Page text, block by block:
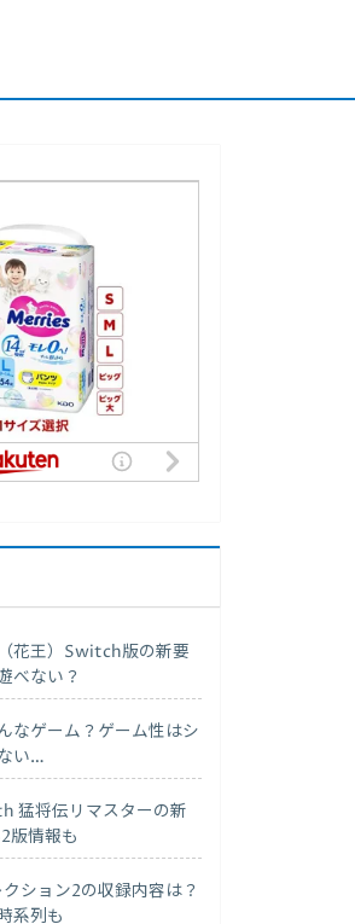
花王）Switch版の新要
べない？
なゲーム？ゲーム性はシ
い…
猛将伝リマスターの新
版情報も
ション2の収録内容は？
系列も